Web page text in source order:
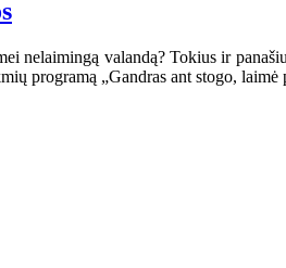
valandą? Tokius ir
programą „Gandras ant stogo, laimė